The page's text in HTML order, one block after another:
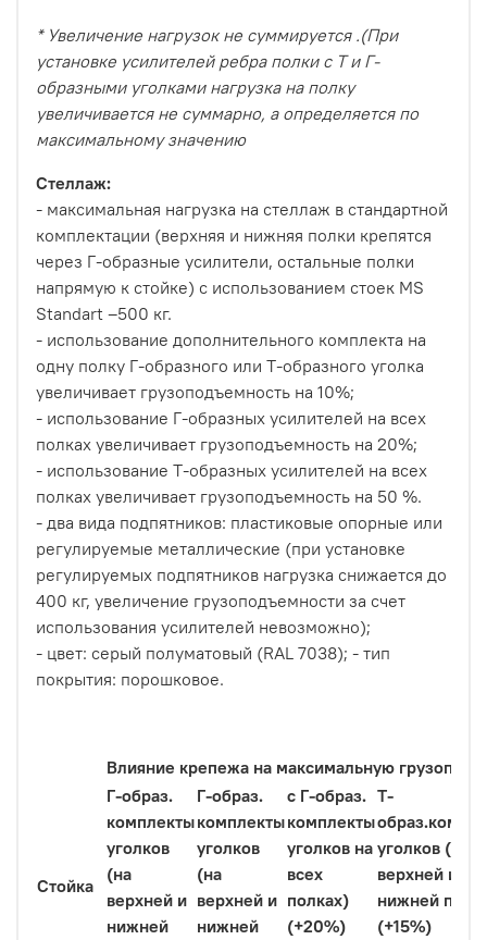
* Увеличение нагрузок не суммируется .(При
установке усилителей ребра полки с Т и Г-
образными уголками нагрузка на полку
увеличивается не суммарно, а определяется по
максимальному значению
Стеллаж:
- максимальная нагрузка на стеллаж в стандартной
комплектации (верхняя и нижняя полки крепятся
через Г-образные усилители, остальные полки
напрямую к стойке) с использованием стоек MS
Standart –500 кг.
- использование дополнительного комплекта на
одну полку Г-образного или Т-образного уголка
увеличивает грузоподъемность на 10%;
- использование Г-образных усилителей на всех
полках увеличивает грузоподъемность на 20%;
- использование Т-образных усилителей на всех
полках увеличивает грузоподъемность на 50 %.
- два вида подпятников: пластиковые опорные или
регулируемые металлические (при установке
регулируемых подпятников нагрузка снижается до
400 кг, увеличение грузоподъемности за счет
использования усилителей невозможно);
- цвет: серый полуматовый (RAL 7038); - тип
покрытия: порошковое.
Стойка
Влияние крепежа на максимальную
Г-образ.
комплекты
уголков
(на
верхней и
нижней
Г-образ.
комплекты
уголков
(на
верхней и
нижней
с Г-образ.
комплекты
уголков на
всех
полках)
(+20%)
Т-
уголков (на
верхней и
нижней
(+15%)